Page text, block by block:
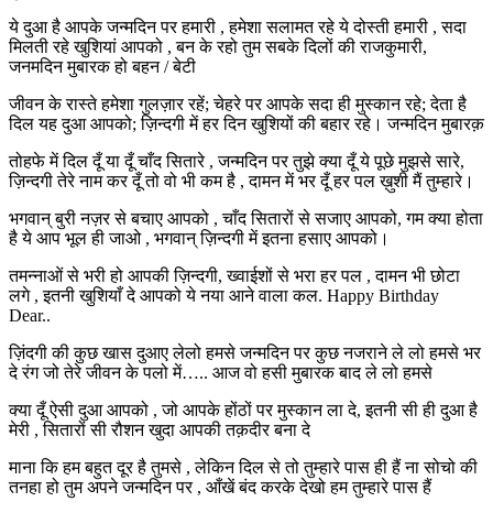
ये दुआ है आपके जन्मदिन पर हमारी , हमेशा सलामत रहे ये दोस्ती हमारी , सदा
मिलती रहे खुशियां आपको , बन के रहो तुम सबके दिलों की राजकुमारी,
जनमदिन मुबारक हो बहन / बेटी
जीवन के रास्ते हमेशा गुलज़ार रहें; चेहरे पर आपके सदा ही मुस्कान रहे; देता है
दिल यह दुआ आपको; ज़िन्दगी में हर दिन खुशियों की बहार रहे। जन्मदिन मुबारक़
तोहफे में दिल दूँ या दूँ चाँद सितारे , जन्मदिन पर तुझे क्या दूँ ये पूछे मुझसे सारे,
ज़िन्दगी तेरे नाम कर दूँ तो वो भी कम है , दामन में भर दूँ हर पल ख़ुशी मैं तुम्हारे।
भगवान् बुरी नज़र से बचाए आपको , चाँद सितारों से सजाए आपको, गम क्या होता
है ये आप भूल ही जाओ , भगवान् ज़िन्दगी में इतना हसाए आपको।
तमन्नाओं से भरी हो आपकी ज़िन्दगी, ख्वाईशों से भरा हर पल , दामन भी छोटा
लगे , इतनी खुशियाँ दे आपको ये नया आने वाला कल. Happy Birthday
Dear..
ज़िंदगी की कुछ खास दुआए लेलो हमसे जन्मदिन पर कुछ नजराने ले लो हमसे भर
दे रंग जो तेरे जीवन के पलो में….. आज वो हसी मुबारक बाद ले लो हमसे
क्या दूँ ऐसी दुआ आपको , जो आपके होंठों पर मुस्कान ला दे, इतनी सी ही दुआ है
मेरी , सितारों सी रौशन खुदा आपकी तक़दीर बना दे
माना कि हम बहुत दूर है तुमसे , लेकिन दिल से तो तुम्हारे पास ही हैं ना सोचो की
तनहा हो तुम अपने जन्मदिन पर , आँखें बंद करके देखो हम तुम्हारे पास हैं